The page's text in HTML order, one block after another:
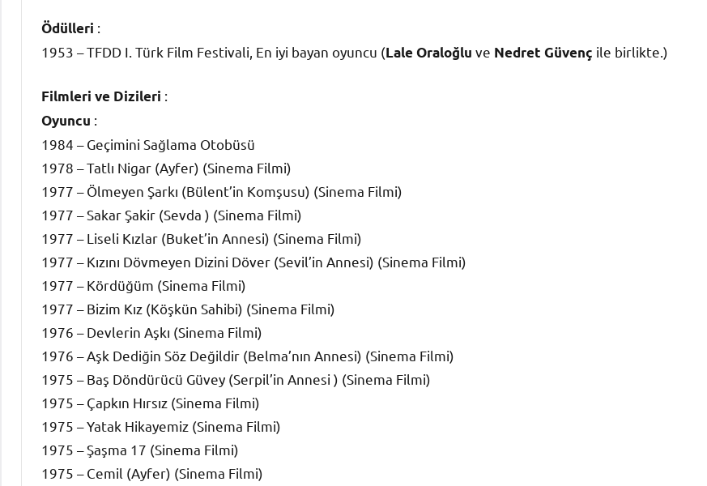
Ödülleri :
1953 – TFDD I. Türk Film Festivali, En iyi bayan oyuncu (Lale Oraloğlu ve Nedret Güvenç ile birlikte.)
Filmleri ve Dizileri :
Oyuncu :
1984 – Geçimini Sağlama Otobüsü
1978 – Tatlı Nigar (Ayfer) (Sinema Filmi)
1977 – Ölmeyen Şarkı (Bülent’in Komşusu) (Sinema Filmi)
1977 – Sakar Şakir (Sevda ) (Sinema Filmi)
1977 – Liseli Kızlar (Buket’in Annesi) (Sinema Filmi)
1977 – Kızını Dövmeyen Dizini Döver (Sevil’in Annesi) (Sinema Filmi)
1977 – Kördüğüm (Sinema Filmi)
1977 – Bizim Kız (Köşkün Sahibi) (Sinema Filmi)
1976 – Devlerin Aşkı (Sinema Filmi)
1976 – Aşk Dediğin Söz Değildir (Belma’nın Annesi) (Sinema Filmi)
1975 – Baş Döndürücü Güvey (Serpil’in Annesi ) (Sinema Filmi)
1975 – Çapkın Hırsız (Sinema Filmi)
1975 – Yatak Hikayemiz (Sinema Filmi)
1975 – Şaşma 17 (Sinema Filmi)
1975 – Cemil (Ayfer) (Sinema Filmi)